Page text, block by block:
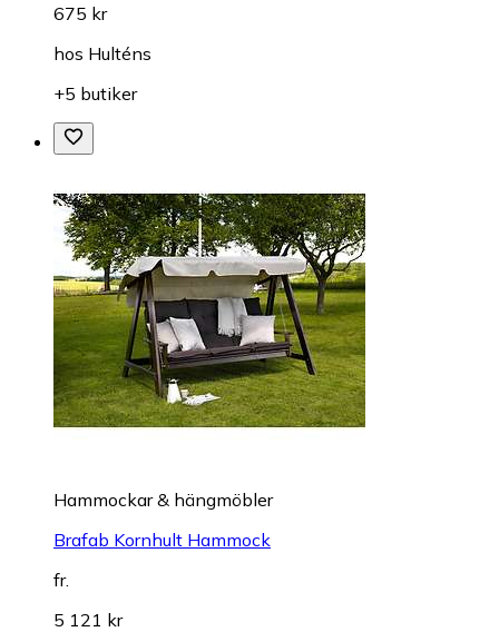
675 kr
hos Hulténs
+5 butiker
Hammockar & hängmöbler
Brafab Kornhult Hammock
fr.
5 121 kr